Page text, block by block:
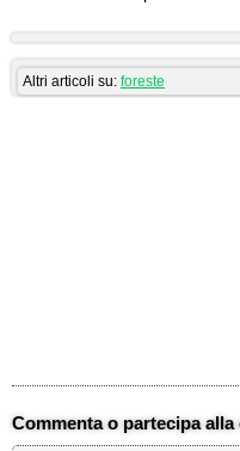
Altri articoli su: foreste
Commenta o partecipa